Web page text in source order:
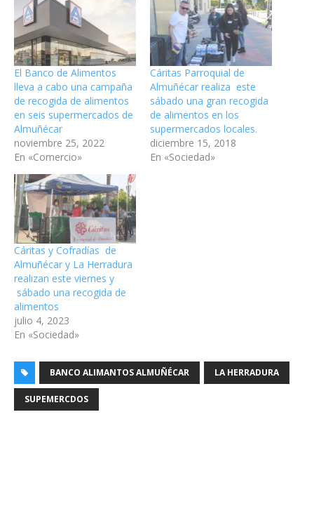
El Banco de Alimentos
lleva a cabo una campaña
de recogida de alimentos
en seis supermercados de
Almuñécar
noviembre 25, 2022
En «Comercio»
Cáritas Parroquial de
Almuñécar realiza este
sábado una gran recogida
de alimentos en los
supermercados locales.
diciembre 15, 2018
En «Sociedad»
Cáritas y Cofradías de
Almuñécar y La Herradura
realizan este viernes y
sábado una recogida de
alimentos
julio 4, 2023
En «Sociedad»
BANCO ALIMANTOS ALMUÑÉCAR LA HERRADURA
SUPEMERCDOS